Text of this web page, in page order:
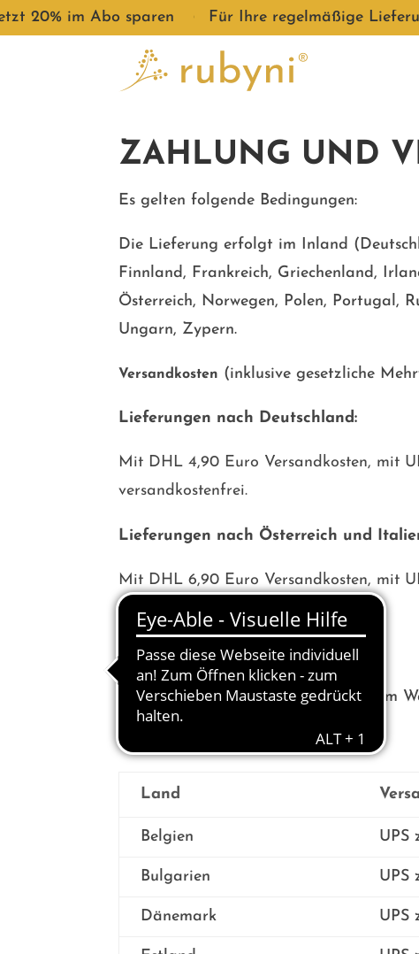
20% im Abo sparen ● Für Ihre regelmäßige
ZAHLUNG UND
Es gelten folgende Bedingungen:
Die Lieferung erfolgt im Inland
Finnland, Frankreich, Griechenland,
Österreich, Norwegen, Polen, Portugal,
Ungarn, Zypern.
Versandkosten (inklusive gesetzliche
Lieferungen nach Deutschland:
Mit DHL 4,90 Euro Versandkosten, mit
versandkostenfrei.
Lieferungen nach Österreich und
Mit DHL 6,90 Euro Versandkosten, mit
versandkostenfrei.
Lieferungen ins sonstige Ausland:
Versandkosten siehe Tabelle. Bei einem
Land
Belgien UPS
Bulgarien UPS
Dänemark UPS